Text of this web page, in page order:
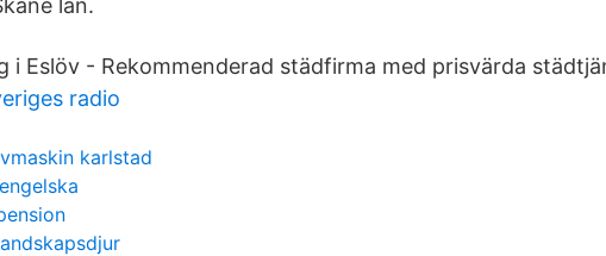
län.
i Eslöv - Rekommenderad städfirma med prisvärda
radio
karlstad